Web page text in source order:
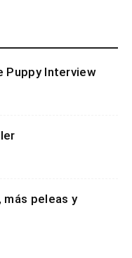
Puppy Interview
más peleas y